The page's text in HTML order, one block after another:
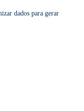
dados para gerar